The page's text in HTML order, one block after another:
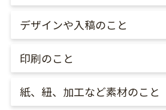
デザインや入稿のこと
印刷のこと
紙、紐、加工など素材のこと